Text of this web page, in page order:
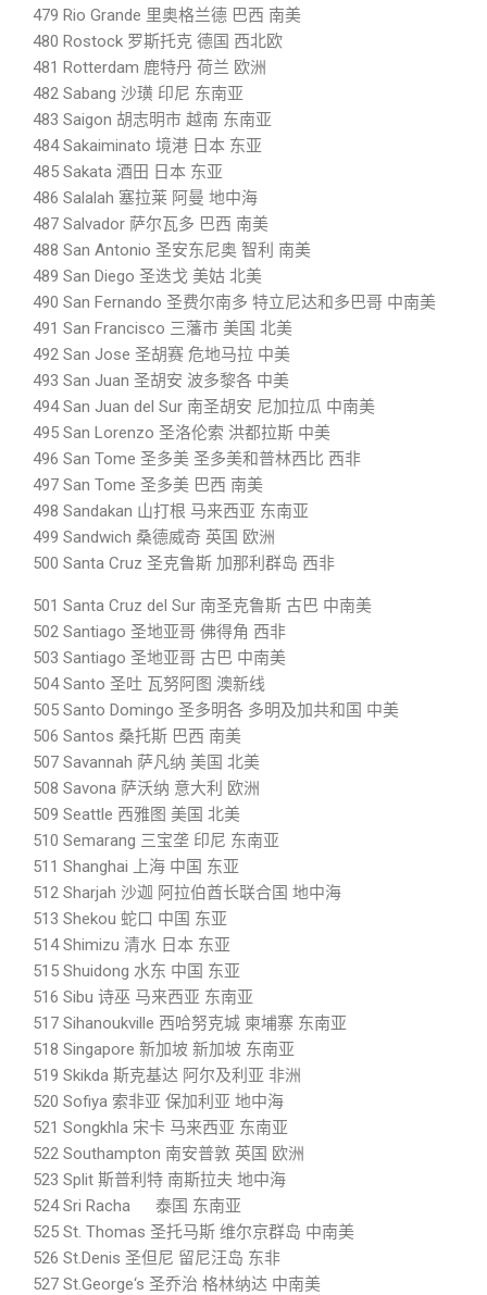
479 Rio Grande 里奥格兰德 巴西 南美
480 Rostock 罗斯托克 德国 西北欧
481 Rotterdam 鹿特丹 荷兰 欧洲
482 Sabang 沙璜 印尼 东南亚
483 Saigon 胡志明市 越南 东南亚
484 Sakaiminato 境港 日本 东亚
485 Sakata 酒田 日本 东亚
486 Salalah 塞拉莱 阿曼 地中海
487 Salvador 萨尔瓦多 巴西 南美
488 San Antonio 圣安东尼奥 智利 南美
489 San Diego 圣迭戈 美姑 北美
490 San Fernando 圣费尔南多 特立尼达和多巴哥 中南美
491 San Francisco 三藩市 美国 北美
492 San Jose 圣胡赛 危地马拉 中美
493 San Juan 圣胡安 波多黎各 中美
494 San Juan del Sur 南圣胡安 尼加拉瓜 中南美
495 San Lorenzo 圣洛伦索 洪都拉斯 中美
496 San Tome 圣多美 圣多美和普林西比 西非
497 San Tome 圣多美 巴西 南美
498 Sandakan 山打根 马来西亚 东南亚
499 Sandwich 桑德威奇 英国 欧洲
500 Santa Cruz 圣克鲁斯 加那利群岛 西非
501 Santa Cruz del Sur 南圣克鲁斯 古巴 中南美
502 Santiago 圣地亚哥 佛得角 西非
503 Santiago 圣地亚哥 古巴 中南美
504 Santo 圣吐 瓦努阿图 澳新线
505 Santo Domingo 圣多明各 多明及加共和国 中美
506 Santos 桑托斯 巴西 南美
507 Savannah 萨凡纳 美国 北美
508 Savona 萨沃纳 意大利 欧洲
509 Seattle 西雅图 美国 北美
510 Semarang 三宝垄 印尼 东南亚
511 Shanghai 上海 中国 东亚
512 Sharjah 沙迦 阿拉伯酋长联合国 地中海
513 Shekou 蛇口 中国 东亚
514 Shimizu 清水 日本 东亚
515 Shuidong 水东 中国 东亚
516 Sibu 诗巫 马来西亚 东南亚
517 Sihanoukville 西哈努克城 柬埔寨 东南亚
518 Singapore 新加坡 新加坡 东南亚
519 Skikda 斯克基达 阿尔及利亚 非洲
520 Sofiya 索非亚 保加利亚 地中海
521 Songkhla 宋卡 马来西亚 东南亚
522 Southampton 南安普敦 英国 欧洲
523 Split 斯普利特 南斯拉夫 地中海
524 Sri Racha 泰国 东南亚
525 St. Thomas 圣托马斯 维尔京群岛 中南美
526 St.Denis 圣但尼 留尼汪岛 东非
527 St.George‘s 圣乔治 格林纳达 中南美